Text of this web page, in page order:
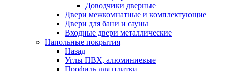
Доводчики дверные
Двери межкомнатные и комплектующие
Двери для бани и сауны
Входные двери металлические
Напольные покрытия
Назад
Углы ПВХ, алюминиевые
Профиль для плитки